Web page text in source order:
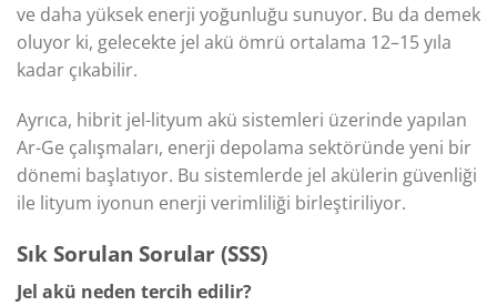
ve daha yüksek enerji yoğunluğu sunuyor. Bu da demek
oluyor ki, gelecekte jel akü ömrü ortalama 12–15 yıla
kadar çıkabilir.
Ayrıca, hibrit jel-lityum akü sistemleri üzerinde yapılan
Ar-Ge çalışmaları, enerji depolama sektöründe yeni bir
dönemi başlatıyor. Bu sistemlerde jel akülerin güvenliği
ile lityum iyonun enerji verimliliği birleştiriliyor.
Sık Sorulan Sorular (SSS)
Jel akü neden tercih edilir?